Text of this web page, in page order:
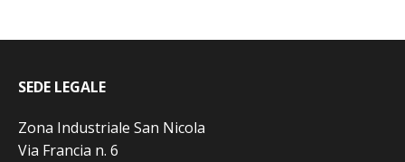
SEDE LEGALE
Zona Industriale San Nicola
Via Francia n. 6